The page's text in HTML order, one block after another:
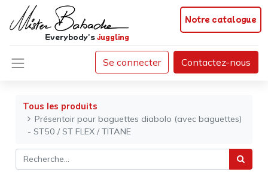
Notre catalogue
Everybody'sjuggling
Se connecter Contactez-nous
Tous les produits
Présentoir pour baguettes diabolo (avec baguettes)
- ST50 / ST FLEX / TITANE